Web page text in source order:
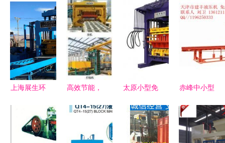
上海展生环
一站式制砖
设备解决方
高效节能，
制砖机与免
太原小型免
多功能半自
动制砖机的
赤峰中小型
备与辽宁省
水泥垫块机